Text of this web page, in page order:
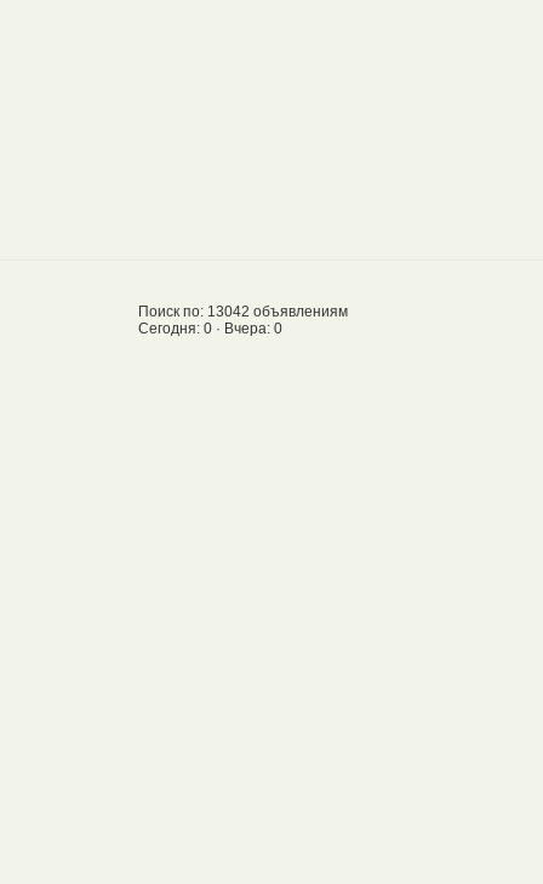
Поиск по: 13042 объявлениям
Сегодня: 0 · Вчера: 0